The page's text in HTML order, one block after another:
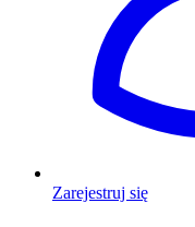
Zarejestruj się